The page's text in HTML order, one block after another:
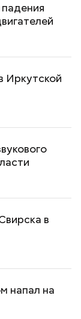
Иркутской
в
напал на